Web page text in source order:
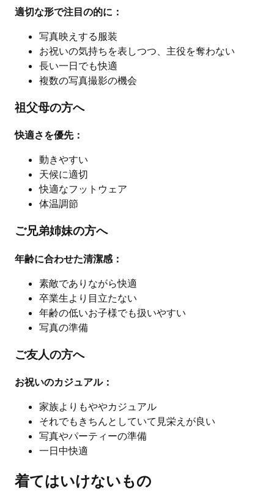
適切な形で注目の的に：
写真映えする服装
お祝いの気持ちを表しつつ、主役を奪わない
長い一日でも快適
複数の写真撮影の機会
祖父母の方へ
快適さを優先：
動きやすい
天候に適切
快適なフットウェア
体温調節
ご兄弟姉妹の方へ
年齢に合わせた清潔感：
素敵でありながら快適
卒業生より目立たない
年齢の低いお子様でも扱いやすい
写真の準備
ご友人の方へ
お祝いのカジュアル：
家族よりもややカジュアル
それでもきちんとしていて見栄えが良い
写真やパーティーの準備
一日中快適
着てはいけないもの